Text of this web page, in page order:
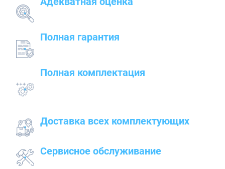
Полная гарантия
Полная комплектация
Доставка всех комплектующих
Сервисное обслуживание